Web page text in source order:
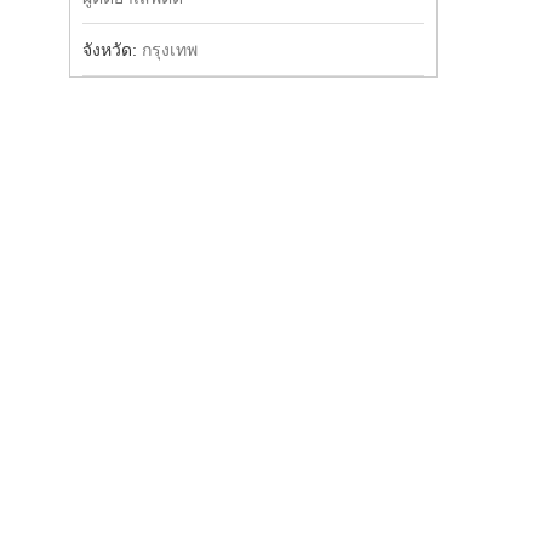
จังหวัด: กรุงเทพ